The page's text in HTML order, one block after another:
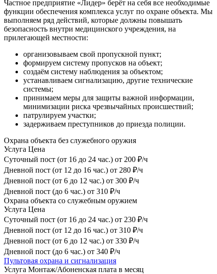
Частное предприятие «Лидер» берёт на себя все необходимые
функции обеспечения комплекса услуг по охране объекта. Мы
выполняем ряд действий, которые должны повышать
безопасность внутри медицинского учреждения, на
прилегающей местности:
организовываем свой пропускной пункт;
формируем систему пропусков на объект;
создаём систему наблюдения за объектом;
устанавливаем сигнализацию, другие технические
системы;
принимаем меры для защиты важной информации,
минимизации риска чрезвычайных происшествий;
патрулируем участки;
задерживаем преступников до приезда полиции.
Охрана объекта без служебного оружия
Услуга Цена
Суточный пост (от 16 до 24 час.) от 200 ₽/ч
Дневной пост (от 12 до 16 час.) от 280 ₽/ч
Дневной пост (от 6 до 12 час.) от 300 ₽/ч
Дневной пост (до 6 час.) от 310 ₽/ч
Охрана объекта со служебным оружием
Услуга Цена
Суточный пост (от 16 до 24 час.) от 230 ₽/ч
Дневной пост (от 12 до 16 час.) от 310 ₽/ч
Дневной пост (от 6 до 12 час.) от 330 ₽/ч
Дневной пост (до 6 час.) от 340 ₽/ч
Пультовая охрана и сигнализация
Услуга Монтаж/Абоненская плата в месяц